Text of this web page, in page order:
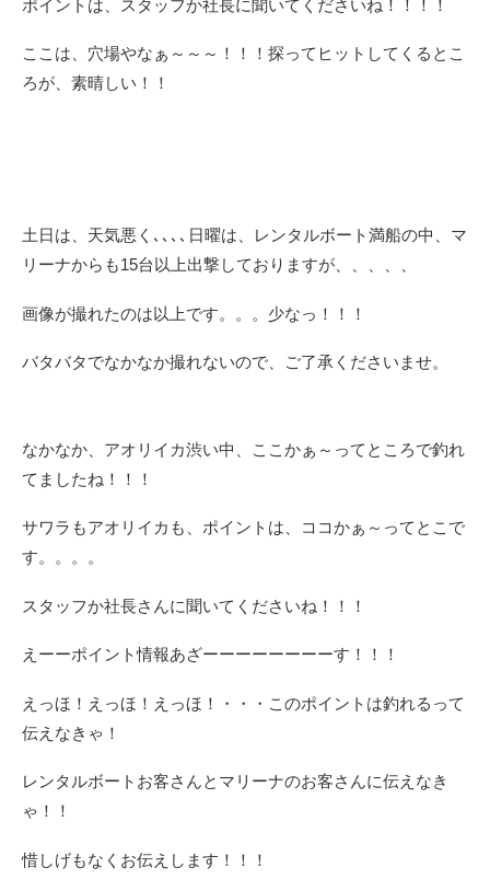
ポイントは、スタッフか社長に聞いてくださいね！！！！
ここは、穴場やなぁ～～～！！！探ってヒットしてくるとこ
ろが、素晴しい！！
土日は、天気悪く､､､､日曜は、レンタルボート満船の中、マ
リーナからも15台以上出撃しておりますが、、、、、
画像が撮れたのは以上です。。。少なっ！！！
バタバタでなかなか撮れないので、ご了承くださいませ。
なかなか、アオリイカ渋い中、ここかぁ～ってところで釣れ
てましたね！！！
サワラもアオリイカも、ポイントは、ココかぁ～ってとこで
す。。。。
スタッフか社長さんに聞いてくださいね！！！
えーーポイント情報あざーーーーーーーーす！！！
えっほ！えっほ！えっほ！・・・このポイントは釣れるって
伝えなきゃ！
レンタルボートお客さんとマリーナのお客さんに伝えなき
ゃ！！
惜しげもなくお伝えします！！！